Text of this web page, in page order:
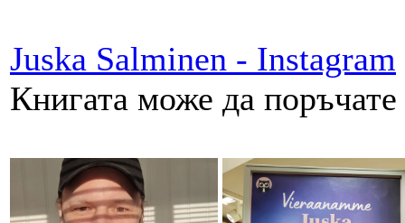
Juska Salminen - Instagram
Книгата може да